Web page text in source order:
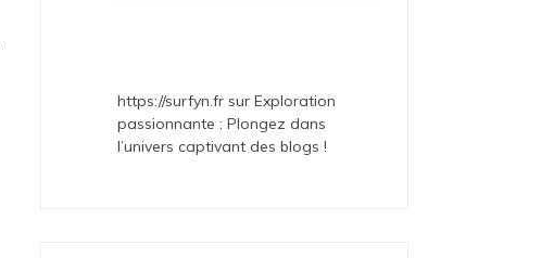
https://surfyn.fr surExploration
passionnante : Plongez dans
l’univers captivant des blogs !